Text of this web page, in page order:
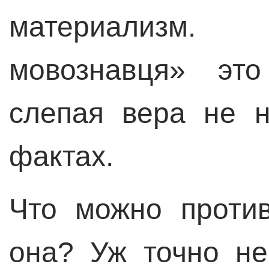
мовознавця»
слепая вера не
фактах.
Что можно
она? Уж точно